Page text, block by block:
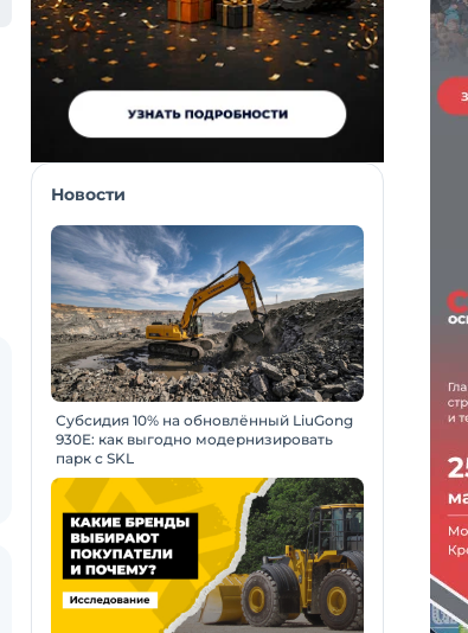
Новости
Субсидия 10% на обновлённый LiuGong
930E: как выгодно модернизировать
парк с SKL